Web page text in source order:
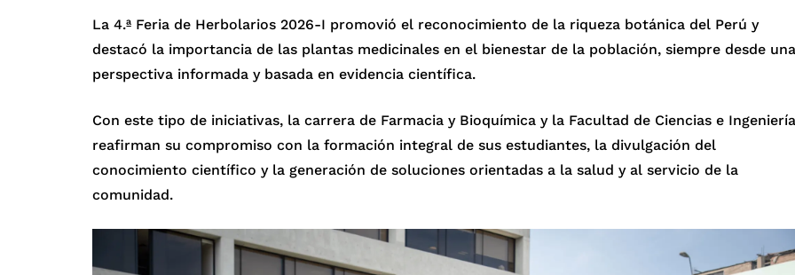
La 4.ª Feria de Herbolarios 2026-I promovió el reconocimiento de la riqueza botánica del Perú y
destacó la importancia de las plantas medicinales en el bienestar de la población, siempre desde una
perspectiva informada y basada en evidencia científica.
Con este tipo de iniciativas, la carrera de Farmacia y Bioquímica y la Facultad de Ciencias e Ingeniería
reafirman su compromiso con la formación integral de sus estudiantes, la divulgación del
conocimiento científico y la generación de soluciones orientadas a la salud y al servicio de la
comunidad.